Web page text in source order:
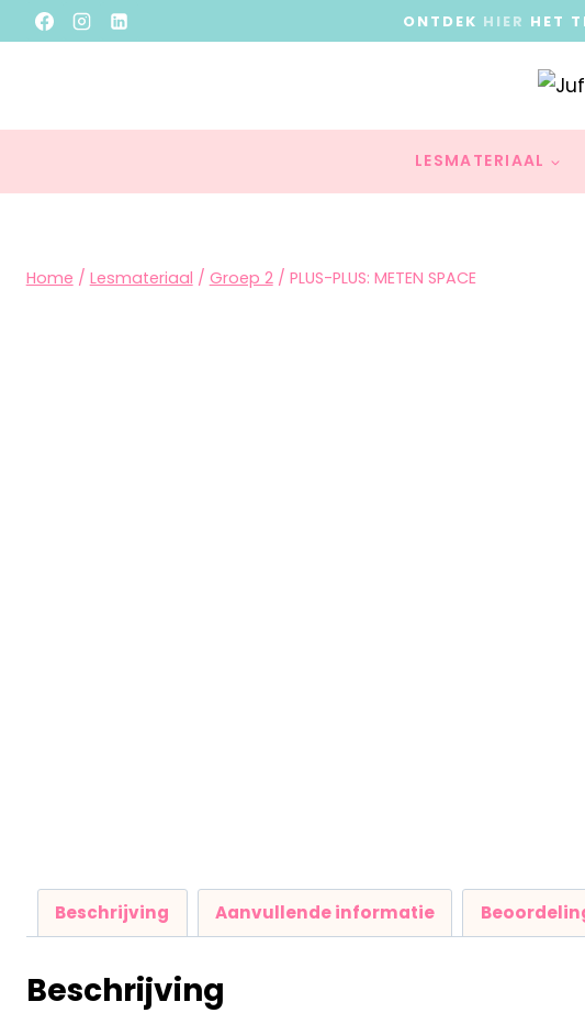
ONTDEK HIER HET
LESMATERIAAL
Home / Lesmateriaal / Groep 2 / PLUS-PLUS: METEN SPACE
Beschrijving Aanvullende informatie
Beschrijving